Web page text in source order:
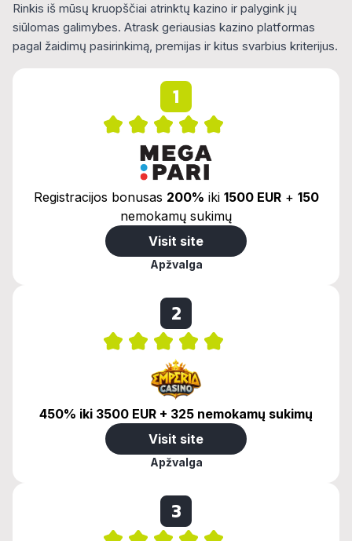
Rinkis iš mūsų kruopščiai atrinktų kazino ir palygink jų
siūlomas galimybes. Atrask geriausias kazino platformas
pagal žaidimų pasirinkimą, premijas ir kitus svarbius kriterijus.
1
Registracijos bonusas 200% iki 1500 EUR+ 150
nemokamų sukimų
Visit site
Apžvalga
2
450% iki 3500 EUR + 325 nemokamų sukimų
Visit site
Apžvalga
3